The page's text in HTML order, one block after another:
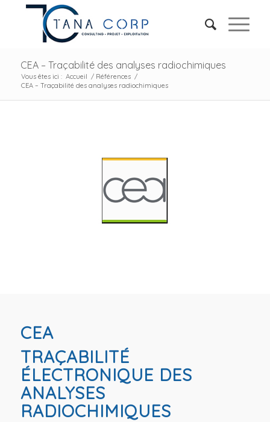
CEA – Traçabilité des analyses radiochimiques
Vous êtes ici : Accueil / Références /
CEA – Traçabilité des analyses radiochimiques
CEA
TRAÇABILITÉ
ÉLECTRONIQUE DES
ANALYSES
RADIOCHIMIQUES